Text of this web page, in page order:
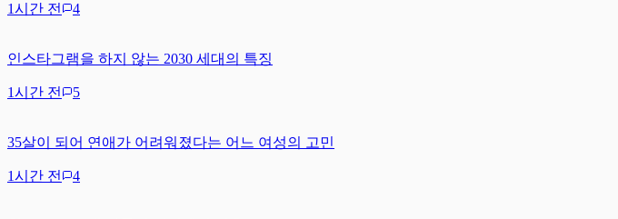
1시간 전 4
인스타그램을 하지 않는 2030 세대의 특징
1시간 전 5
35살이 되어 연애가 어려워졌다는 어느 여성의 고민
1시간 전 4